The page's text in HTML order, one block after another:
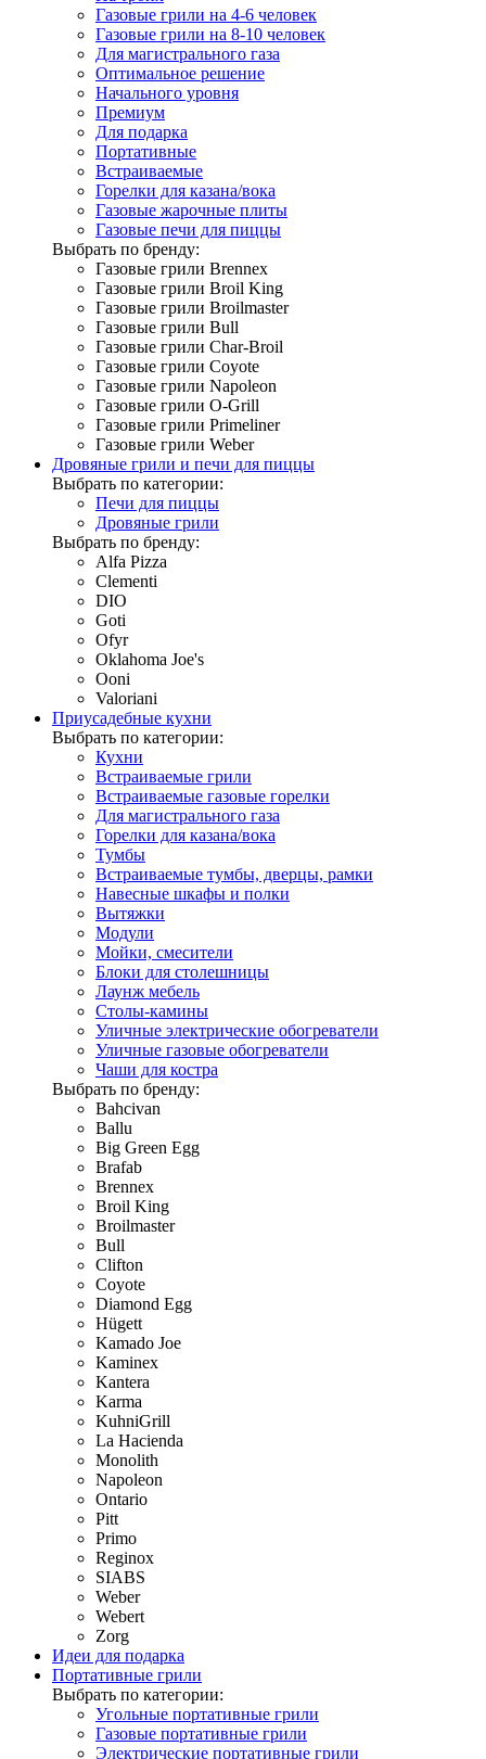
Газовые грили на 4-6 человек
Газовые грили на 8-10 человек
Для магистрального газа
Оптимальное решение
Начального уровня
Премиум
Для подарка
Портативные
Встраиваемые
Горелки для казана/вока
Газовые жарочные плиты
Газовые печи для пиццы
Выбрать по бренду:
Газовые грили Brennex
Газовые грили Broil King
Газовые грили Broilmaster
Газовые грили Bull
Газовые грили Char-Broil
Газовые грили Coyote
Газовые грили Napoleon
Газовые грили O-Grill
Газовые грили Primeliner
Газовые грили Weber
Дровяные грили и печи для пиццы
Выбрать по категории:
Печи для пиццы
Дровяные грили
Выбрать по бренду:
Alfa Pizza
Clementi
DIO
Goti
Ofyr
Oklahoma Joe's
Ooni
Valoriani
Приусадебные кухни
Выбрать по категории:
Кухни
Встраиваемые грили
Встраиваемые газовые горелки
Для магистрального газа
Горелки для казана/вока
Тумбы
Встраиваемые тумбы, дверцы, рамки
Навесные шкафы и полки
Вытяжки
Модули
Мойки, смесители
Блоки для столешницы
Лаунж мебель
Столы-камины
Уличные электрические обогреватели
Уличные газовые обогреватели
Чаши для костра
Выбрать по бренду:
Bahcivan
Ballu
Big Green Egg
Brafab
Brennex
Broil King
Broilmaster
Bull
Clifton
Coyote
Diamond Egg
Hügett
Kamado Joe
Kaminex
Kantera
Karma
KuhniGrill
La Hacienda
Monolith
Napoleon
Ontario
Pitt
Primo
Reginox
SIABS
Weber
Webert
Zorg
Идеи для подарка
Портативные грили
Выбрать по категории:
Угольные портативные грили
Газовые портативные грили
Электрические портативные грили